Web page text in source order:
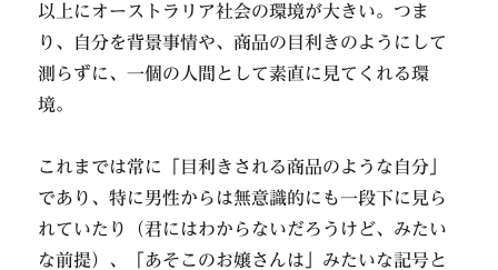
以上にオーストラリア社会の環境が大きい。つま
り、自分を背景事情や、商品の目利きのようにして
測らずに、一個の人間として素直に見てくれる環
境。
これまでは常に「目利きされる商品のような自分」
であり、特に男性からは無意識的にも一段下に見ら
れていたり（君にはわからないだろうけど、みたい
な前提）、「あそこのお嬢さんは」みたいな記号と